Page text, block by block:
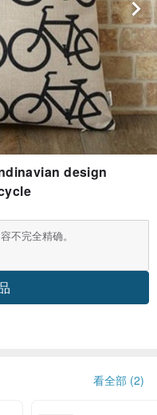
design
不完全精确。
看全部 (2)